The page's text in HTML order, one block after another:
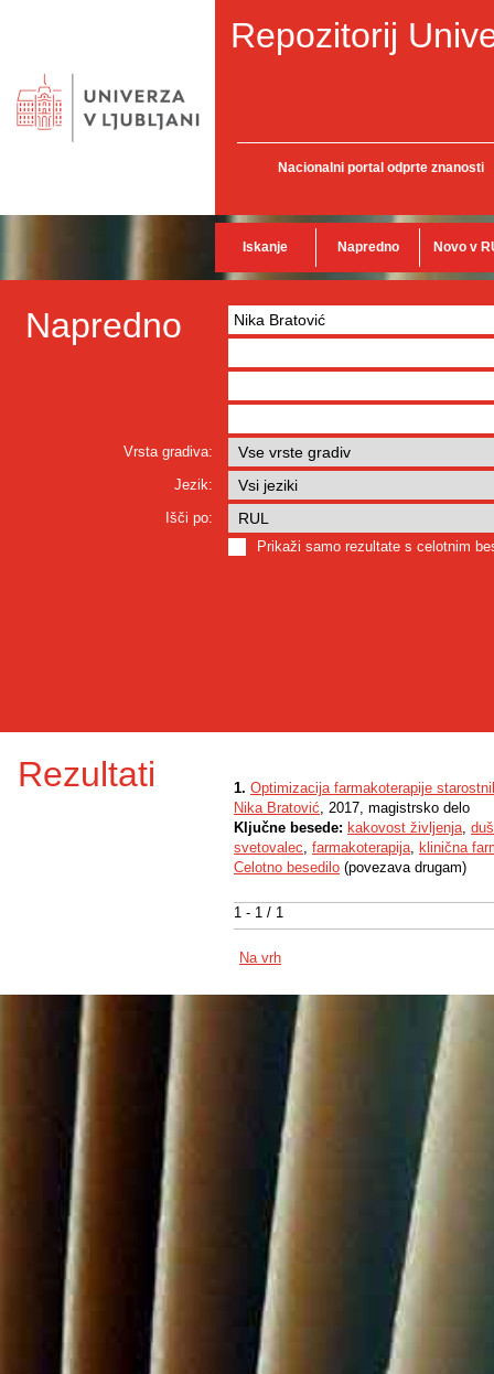
Repozitorij
Nacionalni portal odprte znanosti
Iskanje Napredno Novo v
Napredno
Vrsta gradiva:
Jezik:
Išči po:
Prikaži samo rezultate s celotnim
Rezultati
1 - 1 / 1
1. Optimizacija farmakoterapije
Nika Bratović, 2017, magistrsko delo
Ključne besede: kakovost življenja,
svetovalec, farmakoterapija, klinična
Celotno besedilo (povezava drugam)
Na vrh